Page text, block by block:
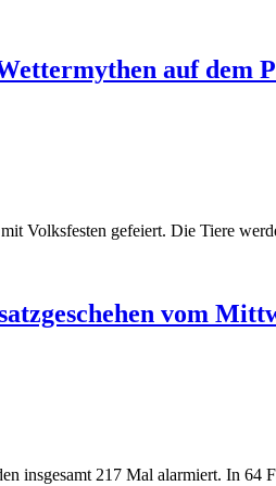
auf dem
Volksfesten gefeiert. Die Tiere
vom
insgesamt 217 Mal alarmiert. In 64